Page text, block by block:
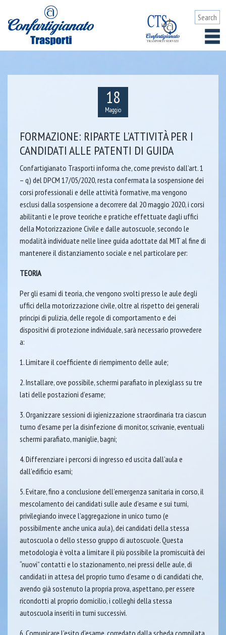
18
Maggio
FORMAZIONE: RIPARTE L’ATTIVITÀ PER I
CANDIDATI ALLE PATENTI DI GUIDA
Confartigianato Trasporti informa che, come previsto dall’art. 1
– q) del DPCM 17/05/2020, resta confermata la sospensione dei
corsi professionali e delle attività formative, ma vengono
esclusi dalla sospensione a decorrere dal 20 maggio 2020, i corsi
abilitanti e le prove teoriche e pratiche effettuate dagli uffici
della Motorizzazione Civile e dalle autoscuole, secondo le
modalità individuate nelle linee guida adottate dal MIT al fine di
mantenere il distanziamento sociale e nel particolare per:
TEORIA
Per gli esami di teoria, che vengono svolti presso le aule degli
uffici della motorizzazione civile, oltre al rispetto dei generali
principi di pulizia, delle regole di comportamento e dei
dispositivi di protezione individuale, sarà necessario provvedere
a:
1. Limitare il coefficiente di riempimento delle aule;
2. Installare, ove possibile, schermi parafiato in plexiglass su tre
lati delle postazioni d’esame;
3. Organizzare sessioni di igienizzazione straordinaria tra ciascun
turno d’esame per la disinfezione di monitor, scrivanie, eventuali
schermi parafiato, maniglie, bagni;
4. Differenziare i percorsi di ingresso ed uscita dall’aula e
dall’edificio esami;
5. Evitare, fino a conclusione dell’emergenza sanitaria in corso, il
mescolamento dei candidati sulle aule d’esame e sui turni,
privilegiando invece l’aggregazione in unico turno (e
possibilmente anche unica aula), dei candidati della stessa
autoscuola o dello stesso gruppo di autoscuole. Questa
metodologia è volta a limitare il più possibile la promiscuità dei
“nuovi” contatti e lo stazionamento, nei pressi delle aule, di
candidati in attesa del proprio turno d’esame o di candidati che,
avendo già sostenuto la propria prova, aspettano, per essere
ricondotti al proprio domicilio, i colleghi della stessa
autoscuola inseriti in turni successivi.